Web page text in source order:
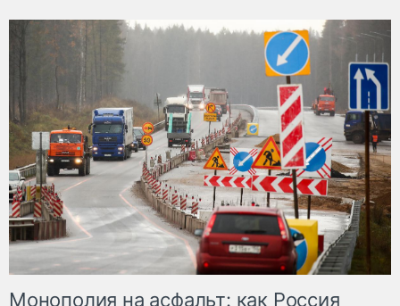
Монополия на асфальт: как Россия